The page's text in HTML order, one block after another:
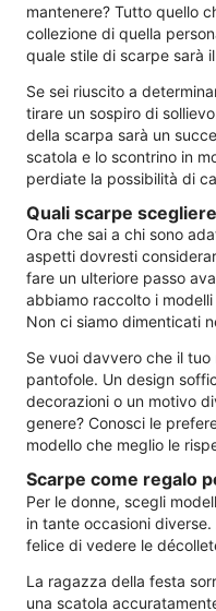
mantenere? Tutto quello
collezione di quella
quale stile di scarpe sarà
Se sei riuscito a
tirare un sospiro di
della scarpa sarà un
scatola e lo scontrino in
perdiate la possibilità di
Quali scarpe
Ora che sai a chi sono
aspetti dovresti
fare un ulteriore passo
abbiamo raccolto i
Non ci siamo dimenticati
Se vuoi davvero che il
pantofole. Un design
decorazioni o un motivo
genere? Conosci le
modello che meglio le
Scarpe come regalo
Per le donne, scegli
in tante occasioni diverse.
felice di vedere le
La ragazza della festa
una scatola